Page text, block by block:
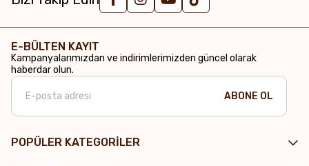
POPÜLER KATEGORİLER
E-BÜLTEN KAYIT
Kampanyalarımızdan ve indirimlerimizden güncel olarak
haberdar olun.
ABONE OL